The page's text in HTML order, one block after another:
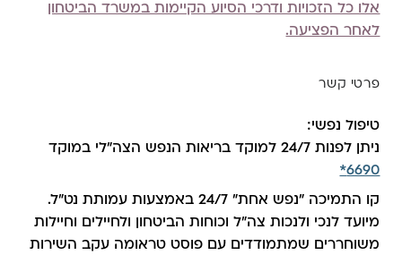
אלו כל הזכויות ודרכי הסיוע הקיימות במשרד הביטחון
לאחר הפציעה.
פרטי קשר
טיפול נפשי:
ניתן לפנות 24/7 למוקד בריאות הנפש הצה"לי במוקד
6690*
קו התמיכה "נפש אחת" 24/7 באמצעות עמותת נט"ל.
מיועד לנכי ולנכות צה"ל וכוחות הביטחון ולחיילים וחיילות
משוחררים שמתמודדים עם פוסט טראומה עקב השירות